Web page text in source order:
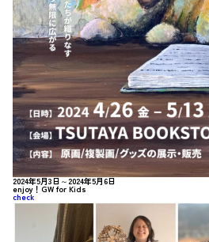
2024年5月3日～2024年5月6日
enjoy！GW for Kids
check